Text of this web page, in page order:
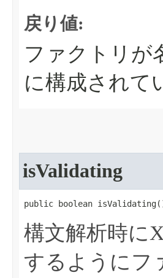
戻り値:
ファクトリが
に構成されて
isValidating
public boolean
構文解析時に
するようにフ